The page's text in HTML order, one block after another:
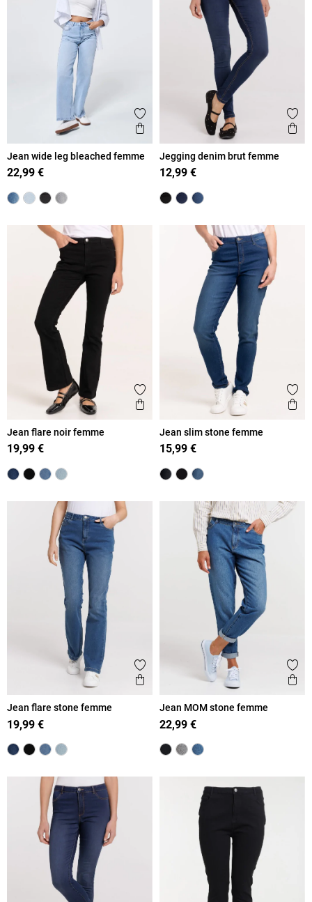
Ajouter aux favoris
Aperçu rapide
Jean wide leg bleached femme
22,99 €
Jegging denim brut femme
12,99 €
Ajouter aux favoris
Aperçu rapide
Jean flare noir femme
19,99 €
Jean slim stone femme
15,99 €
Ajouter aux favoris
Aperçu rapide
Jean flare stone femme
19,99 €
Jean MOM stone femme
22,99 €